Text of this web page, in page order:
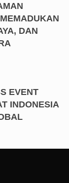
DAN
EVENT
INDONESIA